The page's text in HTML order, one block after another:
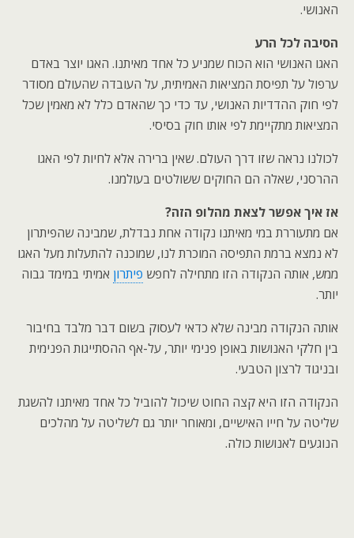
האנושי.
הסיבה לכל הרע
האגו האנושי הוא הכוח שמניע כל אחד מאיתנו. האגו יוצר באדם
ערפול על תפיסת המציאות האמיתית, על העובדה שהעולם מסודר
לפי חוק ההדדיות האנושי, עד כדי כך שהאדם כלל לא מאמין שכל
המציאות מתקיימת לפי אותו חוק בסיסי.
לכולנו נראה שזו דרך העולם. שאין ברירה אלא לחיות לפי האגו
ההרסני, שאלה הם החוקים ששולטים בעולמנו.
אז איך אפשר לצאת מהלופ הזה?
אם מתעוררת במי מאיתנו נקודה אחת נבדלת, שמבינה שהפיתרון
לא נמצא ברמת התפיסה המוכרת לנו, שמוכנה להתעלות מעל האגו
ממש, אותה הנקודה הזו מתחילה לחפש פיתרון אמיתי במימד גבוה
יותר.
אותה הנקודה מבינה שלא כדאי לעסוק בשום דבר מלבד בחיבור
בין חלקי האנושות באופן פנימי יותר, על-אף ההסתייגות הפנימית
ובניגוד לרצון הטבעי.
הנקודה הזו היא קצה החוט שיכול להוביל כל אחד מאיתנו להשגת
שליטה על חייו האישיים, ומאוחר יותר גם לשליטה על מהלכים
הנוגעים לאנושות כולה.